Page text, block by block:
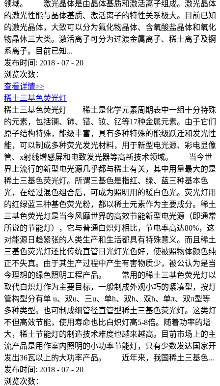
领域。 激光晶体是由晶体基质和激活离子组成。激光晶体
的激光性能与晶体基质、激活离子的特性关系极大。目前已知
的激光晶体，大致可以分为氟化物晶体、含氧酸盐晶体和氧化
物晶体三大类。激活离子可分为过渡金属离子、稀土离子及锕
系离子。目前已知...
发布时间: 2018 - 07 - 20
浏览次数：
查看详情>>
稀土三基色荧光灯
稀土三基色荧光灯 稀土是化学元素周期表中一组十分特殊
的元素，包括镧、铈、镨、钕、钇等17种金属元素。由于它们
原子结构特殊，能级丰富，具有多种特殊的能级跃迁和发光性
能，可以制成多种荧光发光材料，用于新型电光源、彩电显像
管、x射线增感屏和电致发光器等高新技术领域。 当今世
界上流行的新型电光源几乎都与稀土有关，其中用量最大的是
稀土三基色荧光灯。所谓三基色是指红、绿、蓝三种基本色
光，在经过混色组合后，可成为照明用的暖白色光。荧光灯用
的红绿蓝三种基色荧光粉，都以稀土元素作为主要成分。稀土
三基色荧光灯是当今风靡世界的高效节能新型电光源（即通常
所说的节能灯），它与普通白炽灯相比，节电率高达80%，这
对能源日趋紧张的人类生产和生活都具有特殊意义。而且稀土
三基色荧光灯还比传统直管日光灯光色好，使被照物体颜色纯
正不失真。由于其生产过程中产生有害物质少，被公认为是当
今理想的绿色照明工程产品。 常用的稀土三基色荧光灯以
取代白炽灯作为主要目标，一般制成外观小巧的紧凑型，按灯
管构型分有单 u、双u、三u、单h、双h、双h、单π、双π型等
多种类型。也可制成细管径直管型稀土三基色荧光灯。这类灯
不但高效节能，使用寿命也比白炽灯高5-8倍。随着功率的增
大，稀土节能灯的制造技术难度也越来越高。目前市场上的主
流产品是用作室内照明的小功率节能灯，只有少数发达国家开
发出36瓦以上的大功率产品。 近年来，我国稀土三基色...
发布时间: 2018 - 07 - 20
浏览次数：